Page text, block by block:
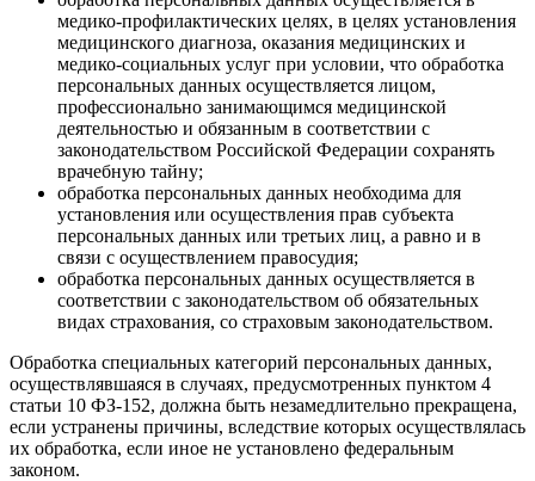
медико-профилактических целях, в целях установления
медицинского диагноза, оказания медицинских и
медико-социальных услуг при условии, что обработка
персональных данных осуществляется лицом,
профессионально занимающимся медицинской
деятельностью и обязанным в соответствии с
законодательством Российской Федерации сохранять
врачебную тайну;
обработка персональных данных необходима для
установления или осуществления прав субъекта
персональных данных или третьих лиц, а равно и в
связи с осуществлением правосудия;
обработка персональных данных осуществляется в
соответствии с законодательством об обязательных
видах страхования, со страховым законодательством.
Обработка специальных категорий персональных данных,
осуществлявшаяся в случаях, предусмотренных пунктом 4
статьи 10 ФЗ-152, должна быть незамедлительно прекращена,
если устранены причины, вследствие которых осуществлялась
их обработка, если иное не установлено федеральным
законом.